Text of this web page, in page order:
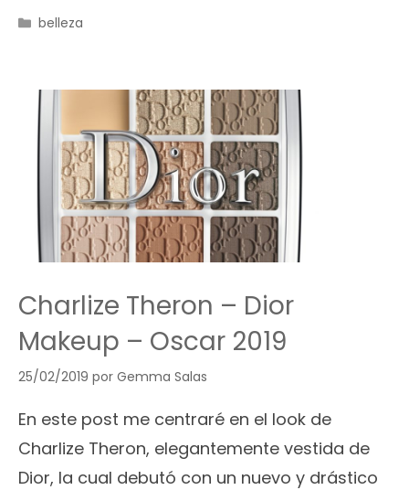
Categorías
belleza
Charlize Theron – Dior
Makeup – Oscar 2019
25/02/2019 por Gemma Salas
En este post me centraré en el look de
Charlize Theron, elegantemente vestida de
Dior, la cual debutó con un nuevo y drástico